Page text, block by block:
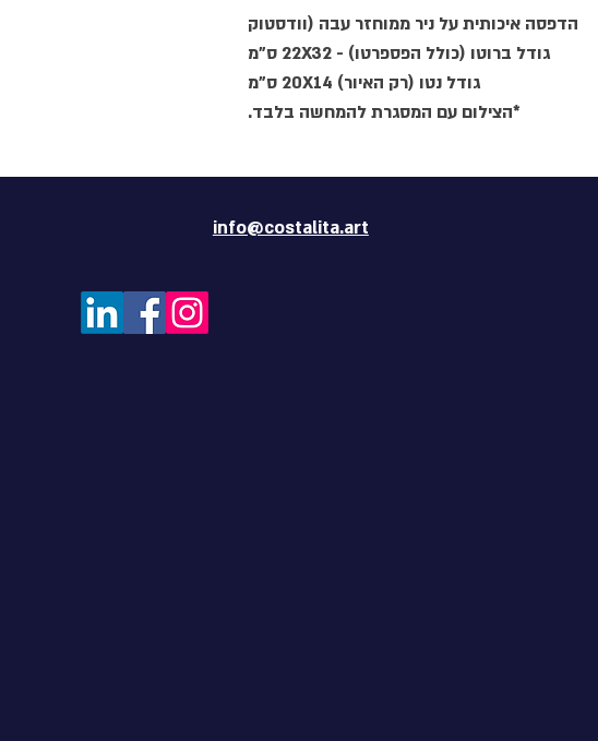
הדפסה איכותית על ניר ממוחזר עבה (וודסטוק
גודל ברוטו (כולל הפספרטו) - 22X32 ס"מ
גודל נטו (רק האיור) 20X14 ס"מ
*הצילום עם המסגרת להמחשה בלבד.
info@costalita.art